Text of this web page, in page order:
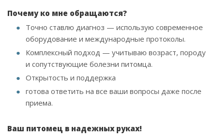
Почему ко мне обращаются?
Точно ставлю диагноз — использую современное
оборудование и международные протоколы.
Комплексный подход — учитываю возраст, породу
и сопутствующие болезни питомца.
Открытость и поддержка
готова ответить на все ваши вопросы даже после
приема.
Ваш питомец в надежных руках!